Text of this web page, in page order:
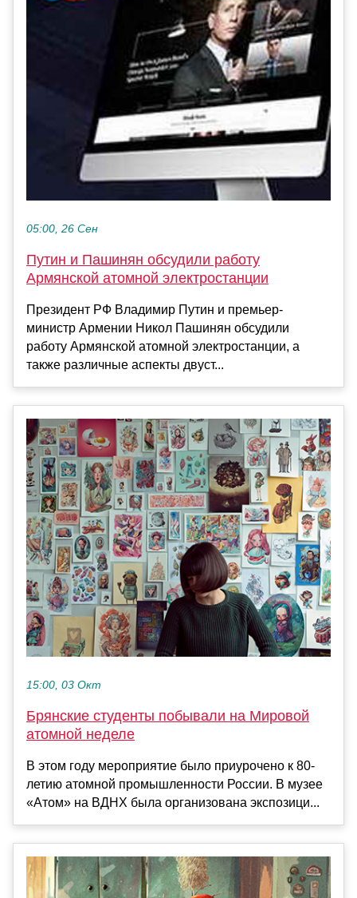
05:00, 26 Сен
Путин и Пашинян обсудили работу
Армянской атомной электростанции
Президент РФ Владимир Путин и премьер-
министр Армении Никол Пашинян обсудили
работу Армянской атомной электростанции, а
также различные аспекты двуст...
15:00, 03 Окт
Брянские студенты побывали на Мировой
атомной неделе
В этом году мероприятие было приурочено к 80-
летию атомной промышленности России. В музее
«Атом» на ВДНХ была организована экспозици...